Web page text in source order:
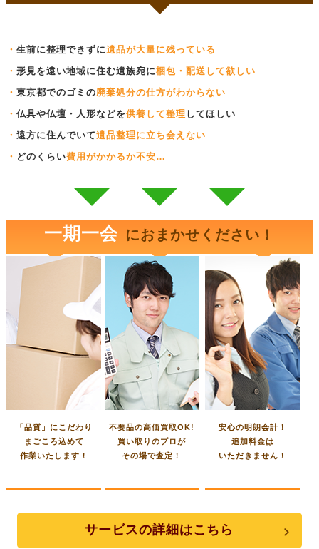
・ 生前に整理できずに遺品が大量に残っている
・ 形見を遠い地域に住む遺族宛に梱包・配送して欲しい
・ 東京都でのゴミの廃棄処分の仕方がわからない
・ 仏具や仏壇・人形などを供養して整理 してほしい
・ 遠方に住んでいて遺品整理に立ち会えない
・ どのくらい費用がかかるか不安…
一期一会 におまかせください！
「品質」にこだわり
まごころ込めて
作業いたします！
不要品の高価買取OK!
買い取りのプロが
その場で査定！
安心の明朗会計！
追加料金は
いただきません！
サービスの詳細はこちら